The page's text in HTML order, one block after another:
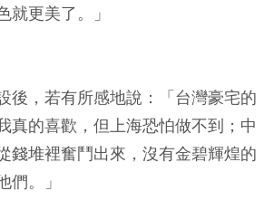
就更美了。」
後，若有所感地說：「台灣豪宅的
真的喜歡，但上海恐怕做不到；中
錢堆裡奮鬥出來，沒有金碧輝煌的
們。」